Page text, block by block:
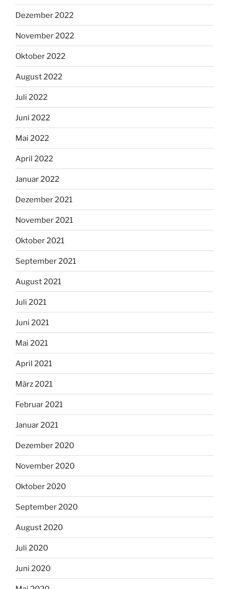
Dezember 2022
November 2022
Oktober 2022
August 2022
Juli 2022
Juni 2022
Mai 2022
April 2022
Januar 2022
Dezember 2021
November 2021
Oktober 2021
September 2021
August 2021
Juli 2021
Juni 2021
Mai 2021
April 2021
März 2021
Februar 2021
Januar 2021
Dezember 2020
November 2020
Oktober 2020
September 2020
August 2020
Juli 2020
Juni 2020